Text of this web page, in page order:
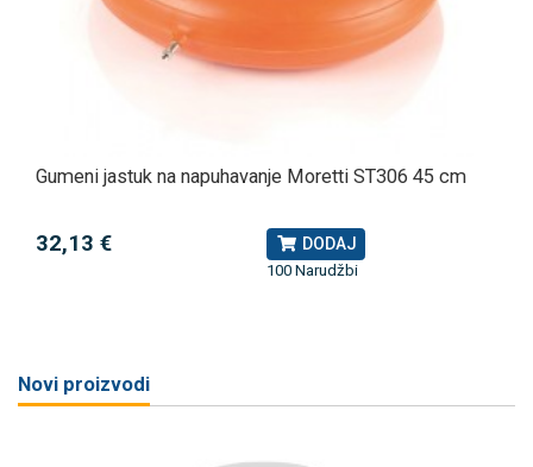
Gumeni jastuk na napuhavanje Moretti ST306 45 cm
32,13 € DODAJ
100 Narudžbi
Novi proizvodi